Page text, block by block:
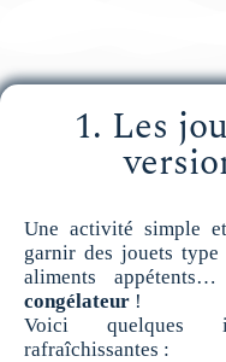
1. Les
Une activité simple
garnir des jouets type
aliments
congélateur !
Voici quelques
rafraîchissantes :